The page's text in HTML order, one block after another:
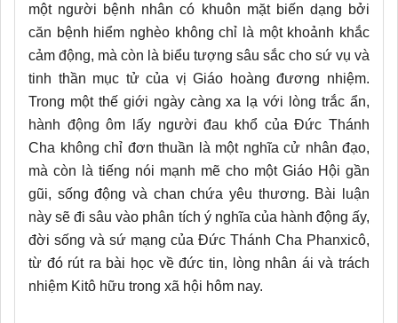
một người bệnh nhân có khuôn mặt biến dạng bởi
căn bệnh hiểm nghèo không chỉ là một khoảnh khắc
cảm động, mà còn là biểu tượng sâu sắc cho sứ vụ và
tinh thần mục tử của vị Giáo hoàng đương nhiệm.
Trong một thế giới ngày càng xa lạ với lòng trắc ẩn,
hành động ôm lấy người đau khổ của Đức Thánh
Cha không chỉ đơn thuần là một nghĩa cử nhân đạo,
mà còn là tiếng nói mạnh mẽ cho một Giáo Hội gần
gũi, sống động và chan chứa yêu thương. Bài luận
này sẽ đi sâu vào phân tích ý nghĩa của hành động ấy,
đời sống và sứ mạng của Đức Thánh Cha Phanxicô,
từ đó rút ra bài học về đức tin, lòng nhân ái và trách
nhiệm Kitô hữu trong xã hội hôm nay.